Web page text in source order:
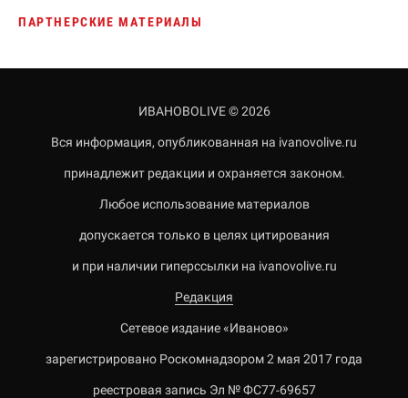
ПАРТНЕРСКИЕ МАТЕРИАЛЫ
ИВАНОВОLIVE © 2026
Вся информация, опубликованная на ivanovolive.ru
принадлежит редакции и охраняется законом.
Любое использование материалов
допускается только в целях цитирования
и при наличии гиперссылки на ivanovolive.ru
Редакция
Сетевое издание «Иваново»
зарегистрировано Роскомнадзором 2 мая 2017 года
реестровая запись Эл № ФС77-69657